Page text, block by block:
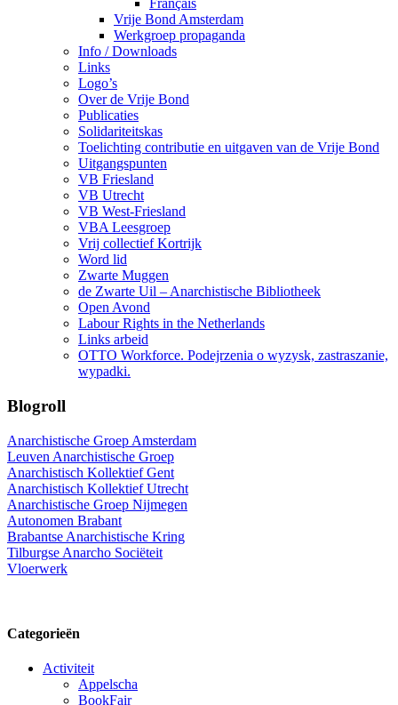
Français
Vrije Bond Amsterdam
Werkgroep propaganda
Info / Downloads
Links
Logo’s
Over de Vrije Bond
Publicaties
Solidariteitskas
Toelichting contributie en uitgaven van de Vrije Bond
Uitgangspunten
VB Friesland
VB Utrecht
VB West-Friesland
VBA Leesgroep
Vrij collectief Kortrijk
Word lid
Zwarte Muggen
de Zwarte Uil – Anarchistische Bibliotheek
Open Avond
Labour Rights in the Netherlands
Links arbeid
OTTO Workforce. Podejrzenia o wyzysk, zastraszanie,
wypadki.
Blogroll
Anarchistische Groep Amsterdam
Leuven Anarchistische Groep
Anarchistisch Kollektief Gent
Anarchistisch Kollektief Utrecht
Anarchistische Groep Nijmegen
Autonomen Brabant
Brabantse Anarchistische Kring
Tilburgse Anarcho Sociëteit
Vloerwerk
Categorieën
Activiteit
Appelscha
BookFair